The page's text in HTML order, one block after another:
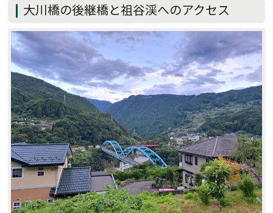
大川橋の後継橋と祖谷渓へのアクセス